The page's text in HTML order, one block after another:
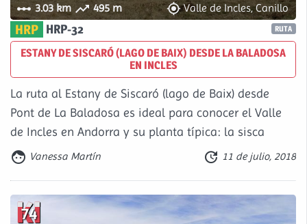
 3.03 km  495 m Valle de Incles, Canillo
HRP HRP-32 RUTA
ESTANY DE SISCARÓ (LAGO DE BAIX) DESDE LA BALADOSA
EN INCLES
La ruta al Estany de Siscaró (lago de Baix) desde
Pont de La Baladosa es ideal para conocer el Valle
de Incles en Andorra y su planta típica: la sisca
 Vanessa Martín  11 de julio, 2018
74